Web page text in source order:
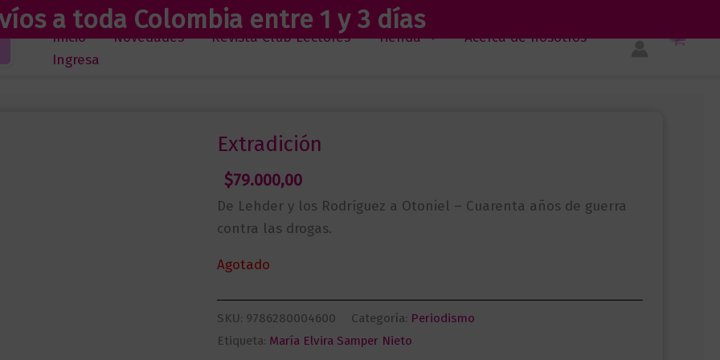
a toda Colombia entre 1 y 3 días
Inicio Novedades Revista Club Lectores Tienda
Acerca de nosotros
Ingresa
Extradición
$79.000,00
De Lehder y los Rodríguez a Otoniel – Cuarenta años de guerra
contra las drogas.
Agotado
SKU: 9786280004600 Categoría: Periodismo
Etiqueta: María Elvira Samper Nieto